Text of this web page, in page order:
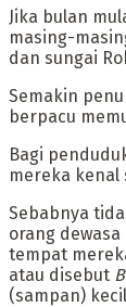
Jika bulan
masing-
dan sungai
Semakin
berpacu
‎Bagi
mereka kenal
Sebabnya
orang
tempat
atau disebut
(sampan)